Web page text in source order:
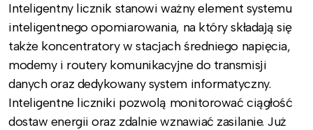
Inteligentny licznik stanowi ważny element systemu
inteligentnego opomiarowania, na który składają się
także koncentratory w stacjach średniego napięcia,
modemy i routery komunikacyjne do transmisji
danych oraz dedykowany system informatyczny.
Inteligentne liczniki pozwolą monitorować ciągłość
dostaw energii oraz zdalnie wznawiać zasilanie. Już